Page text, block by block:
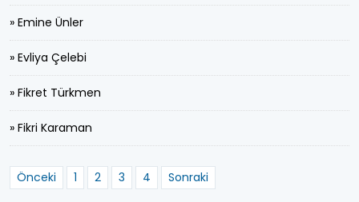
» Emine Ünler
» Evliya Çelebi
» Fikret Türkmen
» Fikri Karaman
Önceki 1 2 3 4 Sonraki